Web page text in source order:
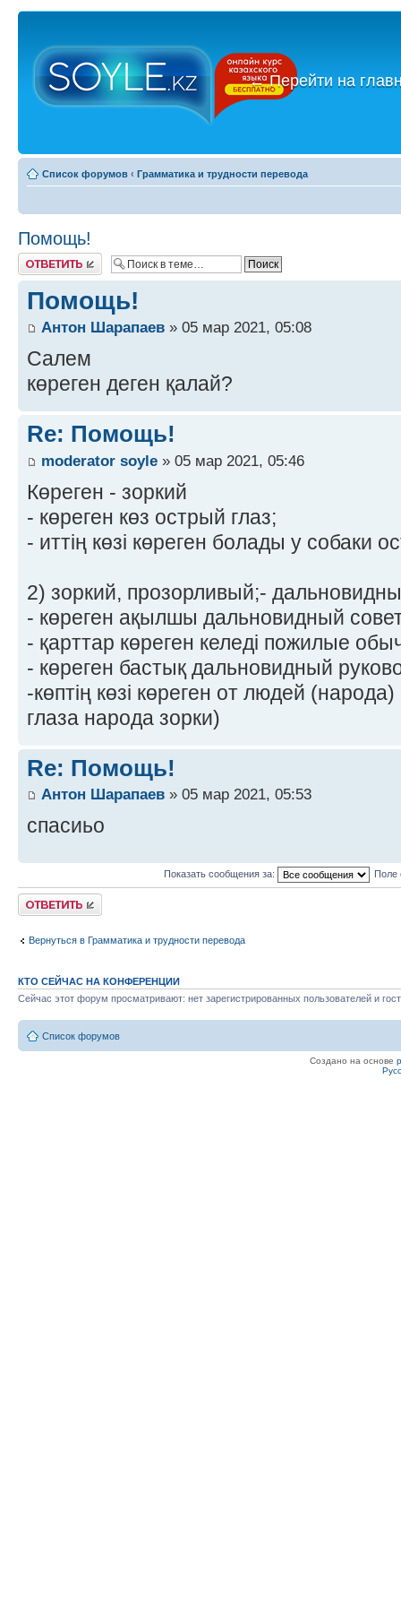
←Перейти на
Список форумов ‹ Грамматика и трудности перевода
Помощь!
Ответить
Помощь!
Антон Шарапаев » 05 мар 2021, 05:08
Салем
көреген деген қалай?
Re: Помощь!
moderator soyle » 05 мар 2021, 05:46
Көреген - зоркий
- көреген көз острый глаз;
- иттің көзі көреген болады у собаки
2) зоркий, прозорливый;-
- көреген ақылшы дальновидный
- қарттар көреген келеді пожилые
- көреген бастық дальновидный
-көптің көзі көреген от людей
глаза наpода зоpки)
Re: Помощь!
Антон Шарапаев » 05 мар 2021, 05:53
спасиьо
Показать сообщения за: Поле
Ответить
Вернуться в Грамматика и трудности перевода
КТО СЕЙЧАС НА КОНФЕРЕНЦИИ
Сейчас этот форум просматривают: нет зарегистрированных пользователей и
Список форумов
Создано на основе